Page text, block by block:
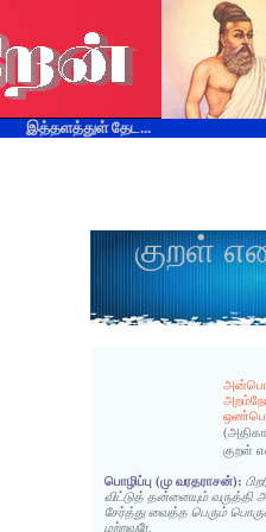
இத்தளத்துள் தேட...
குறள்
குறள்
பொழிப்பு (மு வரதராசன்):
விட்டுத் தன்னையும் வருத்தி
சேர்த்து வைத்த பெரும்
மற்றவரே.